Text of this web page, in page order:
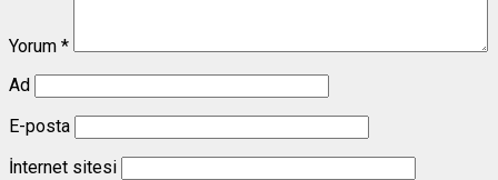
Yorum *
Ad
E-posta
İnternet sitesi